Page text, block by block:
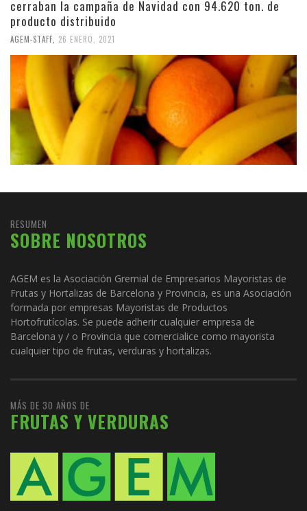
cerraban la campaña de Navidad con 94.620 ton. de
producto distribuido
AGEM-STAFF 26 ENERO, 2021
RESUMEN
SOBRE NOSOTROS
AGEM es la Asociación Gremial de Empresarios Mayoristas de
Frutas y Hortalizas de Barcelona y Provincia, es una Asociación
formada por empresas Mayoristas de Productos
Hortofrutícolas. Se puede adherir cualquier empresa de
Barcelona y / o Provincia que comercialice como mayorista
cualquier tipo de frutas, verduras y hortalizas.
MÁS DE 30 AÑOS DE
FRUTAS Y VERDURAS